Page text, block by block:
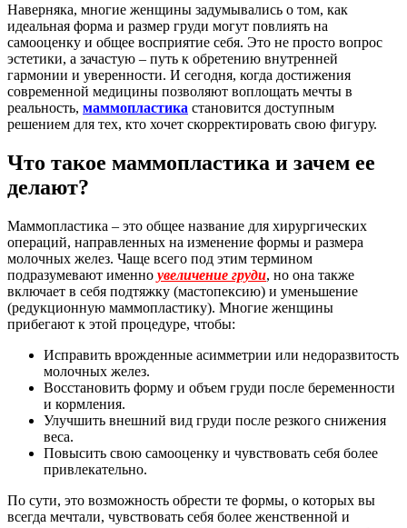
Наверняка, многие женщины задумывались о том, как
идеальная форма и размер груди могут повлиять на
самооценку и общее восприятие себя. Это не просто вопрос
эстетики, а зачастую – путь к обретению внутренней
гармонии и уверенности. И сегодня, когда достижения
современной медицины позволяют воплощать мечты в
реальность, маммопластика становится доступным
решением для тех, кто хочет скорректировать свою фигуру.
Что такое маммопластика и зачем ее
делают?
Маммопластика – это общее название для хирургических
операций, направленных на изменение формы и размера
молочных желез. Чаще всего под этим термином
подразумевают именно увеличение груди, но она также
включает в себя подтяжку (мастопексию) и уменьшение
(редукционную маммопластику). Многие женщины
прибегают к этой процедуре, чтобы:
Исправить врожденные асимметрии или недоразвитость
молочных желез.
Восстановить форму и объем груди после беременности
и кормления.
Улучшить внешний вид груди после резкого снижения
веса.
Повысить свою самооценку и чувствовать себя более
привлекательно.
По сути, это возможность обрести те формы, о которых вы
всегда мечтали, чувствовать себя более женственной и